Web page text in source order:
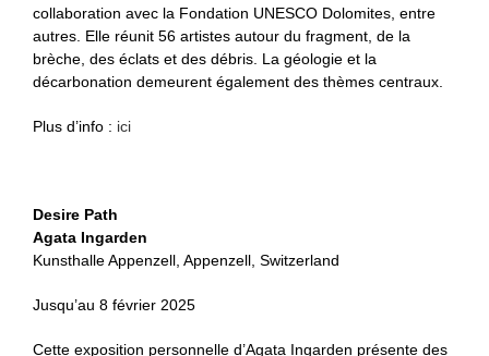
collaboration avec la Fondation UNESCO Dolomites, entre
autres. Elle réunit 56 artistes autour du fragment, de la
brèche, des éclats et des débris. La géologie et la
décarbonation demeurent également des thèmes centraux.
Plus d’info : ici
Desire Path
Agata Ingarden
Kunsthalle Appenzell, Appenzell, Switzerland
Jusqu’au 8 février 2025
Cette exposition personnelle d’Agata Ingarden présente des